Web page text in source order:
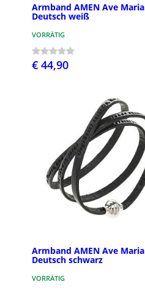
Armband AMEN Ave Maria
Deutsch weiß
VORRÄTIG
€ 44,90
Armband AMEN Ave Maria
Deutsch schwarz
VORRÄTIG